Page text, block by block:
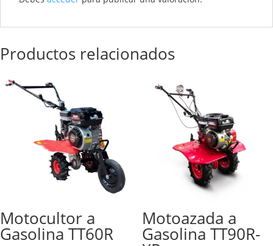
Productos relacionados
Motocultor a
Gasolina TT60R
Motoazada a
Gasolina TT90R-